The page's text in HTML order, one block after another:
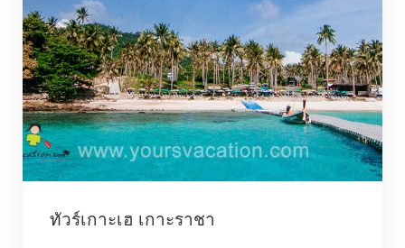
ทัวร์เกาะเฮ เกาะราชา